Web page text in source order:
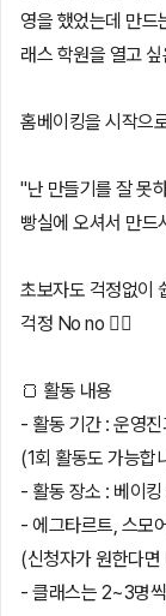
영을 했었는데 만드
래스 학원을 열고
홈베이킹을 시작으
"난 만들기를 잘 못
빵실에 오셔서 만
초보자도 걱정없이
걱정 No no 🙂‍↔️
🍞 활동 내용
- 활동 기간 : 운영
(1회 활동도 가능합
- 활동 장소 : 베이
- 에그타르트, 스모
(신청자가 원한다
- 클래스는 2~3명